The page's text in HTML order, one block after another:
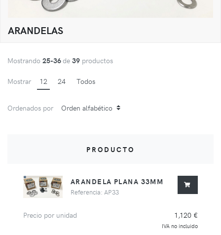
ARANDELAS
Mostrando 25-36de 39 productos
Mostrar 12 24 Todos
Ordenados por
PRODUCTO
ARANDELA PLANA 33MM
Referencia: AP33
Precio por unidad 1,120 €
IVA no incluido